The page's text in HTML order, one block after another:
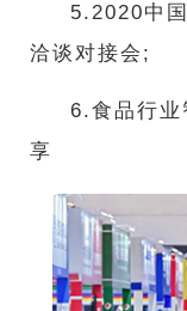
5.2020中
洽谈对接会;
6.食品行业
享